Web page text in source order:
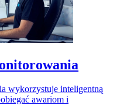
wykorzystuje inteligentną
awariom i